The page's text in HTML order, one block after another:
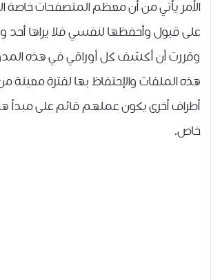
الأمر يأتي من أن معظم المتصفحات خاصة
على قبول وأحفظها لنفسي فلا يراها أحد
وقررت أن أكشف كل أوراقي في هذه
هذه الملفات والإحتفاظ بها لفترة
أطراف أخرى يكون عملهم قائم على مبدأ
خاص.